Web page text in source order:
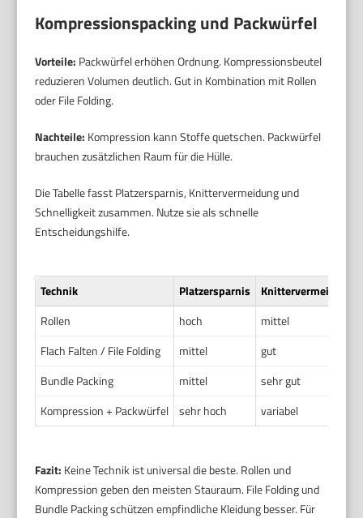
Kompressionspacking und Packwürfel
Vorteile: Packwürfel erhöhen Ordnung. Kompressionsbeutel
reduzieren Volumen deutlich. Gut in Kombination mit Rollen
oder File Folding.
Nachteile: Kompression kann Stoffe quetschen. Packwürfel
brauchen zusätzlichen Raum für die Hülle.
Die Tabelle fasst Platzersparnis, Knittervermeidung und
Schnelligkeit zusammen. Nutze sie als schnelle
Entscheidungshilfe.
Technik Platzersparnis
Knittervermeidung
Rollen
hoch
mittel
Flach Falten / File Folding
mittel
gut
Bundle Packing
mittel
sehr gut
Kompression + Packwürfel
sehr hoch variabel
Fazit: Keine Technik ist universal die beste. Rollen und
Kompression geben den meisten Stauraum. File Folding und
Bundle Packing schützen empfindliche Kleidung besser. Für